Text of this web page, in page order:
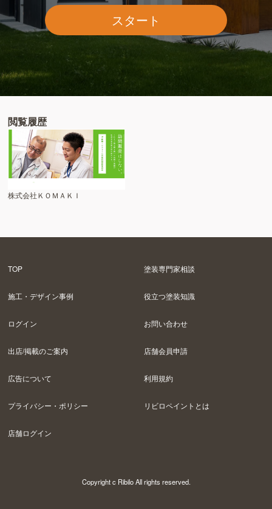
スタート
閲覧履歴
株式会社ＫＯＭＡＫＩ
TOP 塗装専門家相談
施工・デザイン事例 役立つ塗装知識
ログイン お問い合わせ
出店/掲載のご案内 店舗会員申請
広告について 利用規約
プライバシー・ポリシー リビロペイントとは
店舗ログイン
Copyright c Ribilo All rights reserved.